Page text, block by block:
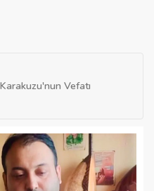
Vefatı